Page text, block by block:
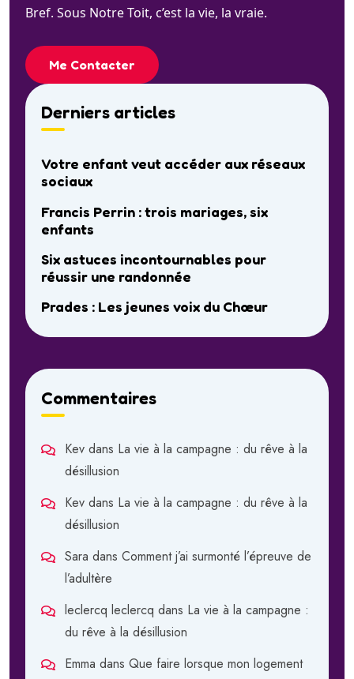
Bref. Sous Notre Toit, c’est la vie, la vraie.
Me Contacter
Derniers articles
Votre enfant veut accéder aux réseaux
sociaux
Francis Perrin : trois mariages, six
enfants
Six astuces incontournables pour
réussir une randonnée
Prades : Les jeunes voix du Chœur
Commentaires
Kev dans La vie à la campagne : du rêve à la
désillusion
Kev dans La vie à la campagne : du rêve à la
désillusion
Sara dans Comment j’ai surmonté l’épreuve de
l’adultère
leclercq leclercq dans La vie à la campagne :
du rêve à la désillusion
Emma dans Que faire lorsque mon logement